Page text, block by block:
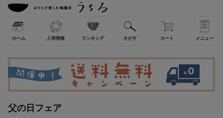
ホーム 入荷情報 ランキング さがす カート メニュー
父の日フェア